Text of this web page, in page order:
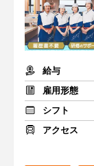
給与
雇用形態
シフト
アクセス